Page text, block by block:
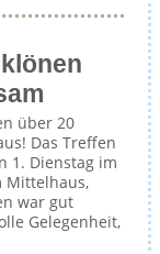
über 20
Das Treffen
1. Dienstag im
Mittelhaus,
war gut
Gelegenheit,